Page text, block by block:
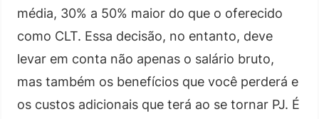
média, 30% a 50% maior do que o oferecido
como CLT. Essa decisão, no entanto, deve
levar em conta não apenas o salário bruto,
mas também os benefícios que você perderá e
os custos adicionais que terá ao se tornar PJ. É